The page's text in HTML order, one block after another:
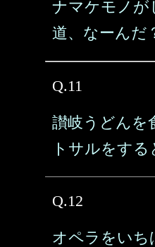
ナマケモノが
道、なーんだ
Q.11
讃岐うどんを
トサルをする
Q.12
オペラをいち